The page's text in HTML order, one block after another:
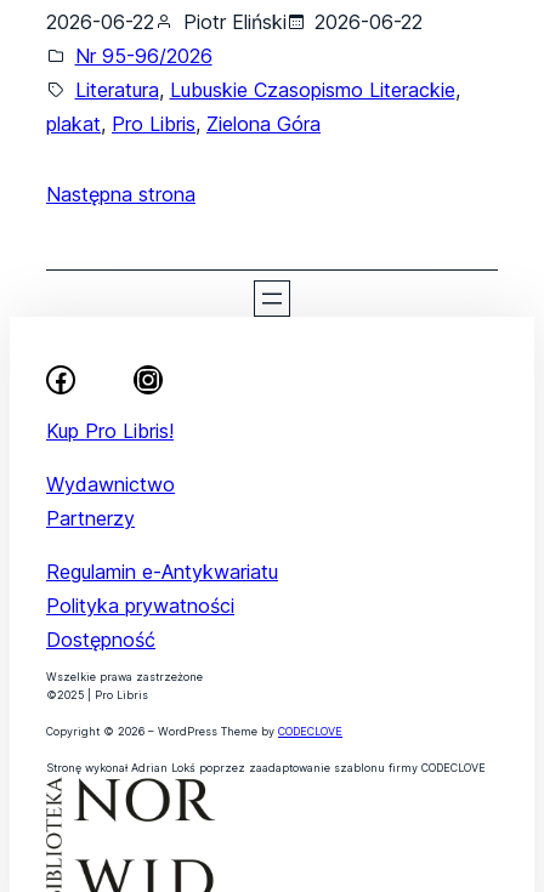
2026-06-22 Piotr Eliński
2026-06-22
Nr 95-96/2026
Literatura, Lubuskie Czasopismo Literackie,
plakat, Pro Libris, Zielona Góra
Następna strona
Kup Pro Libris!
Wydawnictwo
Partnerzy
Regulamin e-Antykwariatu
Polityka prywatności
Dostępność
Wszelkie prawa zastrzeżone
©2025 | Pro Libris
Copyright © 2026 – WordPress Theme by CODECLOVE
Stronę wykonał Adrian Lokś poprzez zaadaptowanie szablonu firmy CODECLOVE